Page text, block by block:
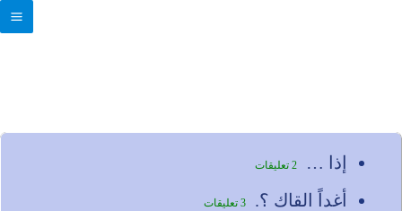
إذا … 2 تعليقات
أغداً القاك ؟. 3 تعليقات